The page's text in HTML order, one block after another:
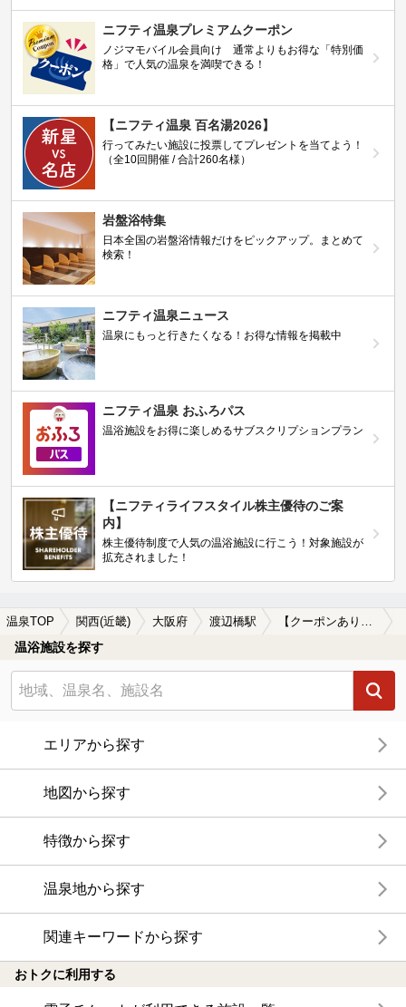
ニフティ温泉プレミアムクーポン
ノジマモバイル会員向け 通常よりもお得な「特別価
格」で人気の温泉を満喫できる！
【ニフティ温泉 百名湯2026】
行ってみたい施設に投票してプレゼントを当てよう！
（全10回開催 / 合計260名様）
岩盤浴特集
日本全国の岩盤浴情報だけをピックアップ。まとめて
検索！
ニフティ温泉ニュース
温泉にもっと行きたくなる！お得な情報を掲載中
ニフティ温泉 おふろパス
温浴施設をお得に楽しめるサブスクリプションプラン
【ニフティライフスタイル株主優待のご案
内】
株主優待制度で人気の温浴施設に行こう！対象施設が
拡充されました！
温泉TOP 関西(近畿) 大阪府 渡辺橋駅 【クーポンあり】女子旅・女子会におすすめの渡辺橋駅近くの温泉、日帰り温泉、スーパー銭湯おすすめ
温浴施設を探す
エリアから探す
地図から探す
特徴から探す
温泉地から探す
関連キーワードから探す
おトクに利用する